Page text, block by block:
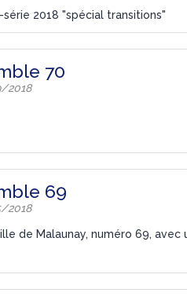
série 2018 "spécial transitions"
70
2018
69
2018
de Malaunay, numéro 69, avec